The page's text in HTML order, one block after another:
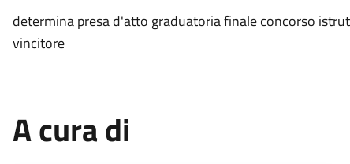
determina presa d'atto graduatoria finale concorso
vincitore
A cura di